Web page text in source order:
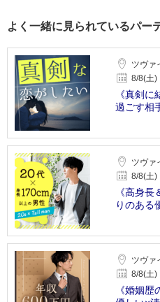
よく一緒に見られているパー
ツヴァ
8/8(土)
《真剣
過ごす相
ツヴァ
8/8(土)
《高身
りのある
ツヴァ
8/8(土)
《婚姻